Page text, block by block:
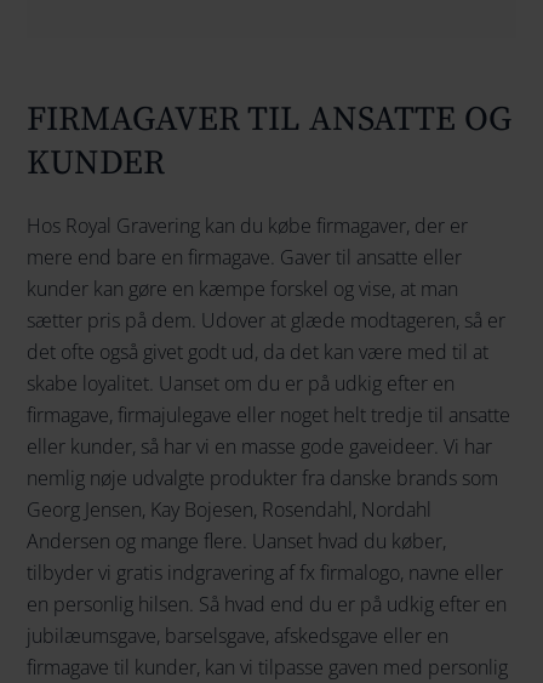
FIRMAGAVER TIL ANSATTE OG
KUNDER
Hos Royal Gravering kan du købe firmagaver, der er
mere end bare en firmagave. Gaver til ansatte eller
kunder kan gøre en kæmpe forskel og vise, at man
sætter pris på dem. Udover at glæde modtageren, så er
det ofte også givet godt ud, da det kan være med til at
skabe loyalitet. Uanset om du er på udkig efter en
firmagave, firmajulegave eller noget helt tredje til ansatte
eller kunder, så har vi en masse gode gaveideer. Vi har
nemlig nøje udvalgte produkter fra danske brands som
Georg Jensen, Kay Bojesen, Rosendahl, Nordahl
Andersen og mange flere. Uanset hvad du køber,
tilbyder vi gratis indgravering af fx firmalogo, navne eller
en personlig hilsen. Så hvad end du er på udkig efter en
jubilæumsgave, barselsgave, afskedsgave eller en
firmagave til kunder, kan vi tilpasse gaven med personlig